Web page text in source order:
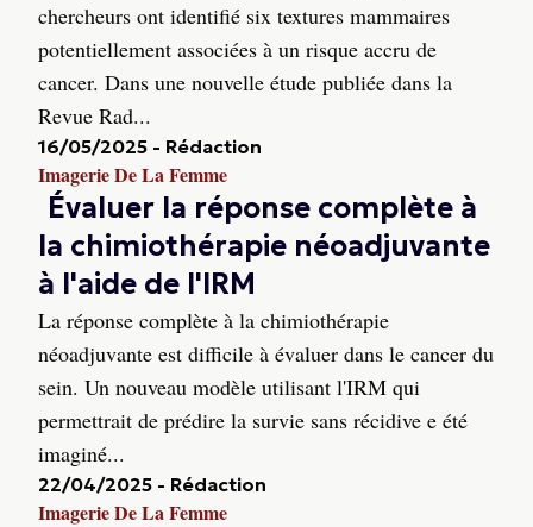
chercheurs ont identifié six textures mammaires
potentiellement associées à un risque accru de
cancer. Dans une nouvelle étude publiée dans la
Revue Rad...
16/05/2025 - Rédaction
Imagerie De La Femme
Évaluer la réponse complète à
la chimiothérapie néoadjuvante
à l'aide de l'IRM
La réponse complète à la chimiothérapie
néoadjuvante est difficile à évaluer dans le cancer du
sein. Un nouveau modèle utilisant l'IRM qui
permettrait de prédire la survie sans récidive e été
imaginé...
22/04/2025 - Rédaction
Imagerie De La Femme